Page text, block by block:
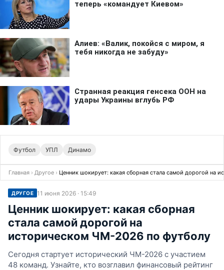
Футбол УПЛ Динамо
Главная › Другое › Ценник шокирует: какая сборная стала самой дорогой на
ДРУГОЕ 11 июня 2026 · 15:49
Ценник шокирует: какая сборная
стала самой дорогой на
историческом ЧМ-2026 по футболу
Сегодня стартует исторический ЧМ-2026 с участием
48 команд. Узнайте, кто возглавил финансовый рейтинг